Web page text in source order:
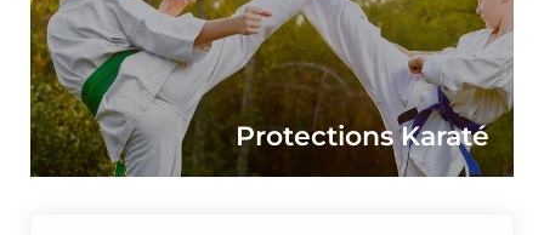
Protections Karaté